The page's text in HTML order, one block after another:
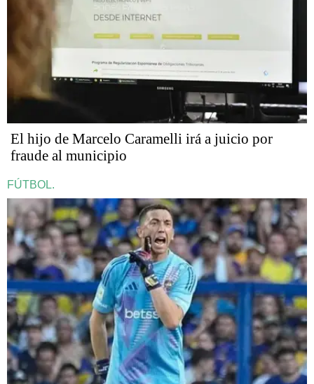
​​​​​El hijo de Marcelo Caramelli irá a juicio por
fraude al municipio
FÚTBOL.